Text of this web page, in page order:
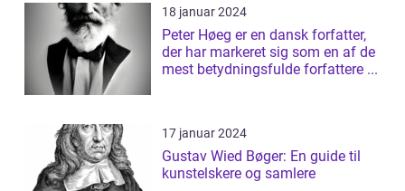
18 januar 2024
Peter Høeg er en dansk forfatter,
der har markeret sig som en af de
mest betydningsfulde forfattere ...
17 januar 2024
Gustav Wied Bøger: En guide til
kunstelskere og samlere